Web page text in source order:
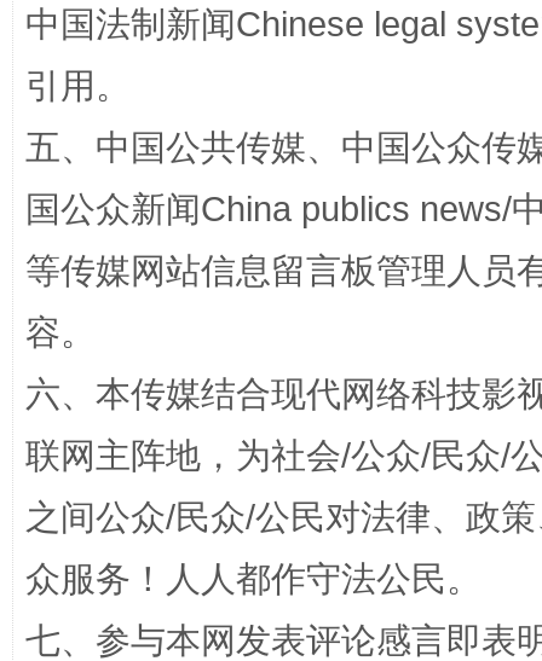
东山县通报“牛蛙产品抗生素超标问题” 法
中国法制新闻Chinese legal
引用。
五、中国公共传媒、中国公众传
国公众新闻China publics news/
等传媒网站信息留言板管理人员
容。
六、本传媒结合现代网络科技影
联网主阵地，为社会/公众/民众/
之间公众/民众/公民对法律、政
众服务！人人都作守法公民。
七、参与本网发表评论感言即表